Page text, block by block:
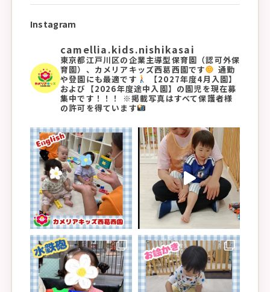
Instagram
camellia.kids.nishikasai
東京都江戸川区の企業主導型保育園（認可外保
育園）、カメリアキッズ西葛西園です
通勤
や登園にも最適です
【2027年度4月入園】
および【2026年度途中入園】の園児を現在募
集中です！！！
※掲載写真はすべて保護者様
の許可を得ています